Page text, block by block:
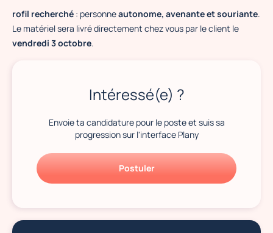
rofil recherché : personneautonome, avenante et souriante.
Le matériel sera livré directement chez vous par le client le
vendredi 3 octobre.
Intéressé(e) ?
Envoie ta candidature pour le poste et suis sa
progression sur l'interface Plany
Postuler